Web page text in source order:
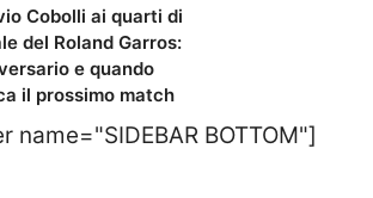
Cobolli ai quarti di
del Roland Garros:
e quando
il prossimo match
name="SIDEBAR BOTTOM"]